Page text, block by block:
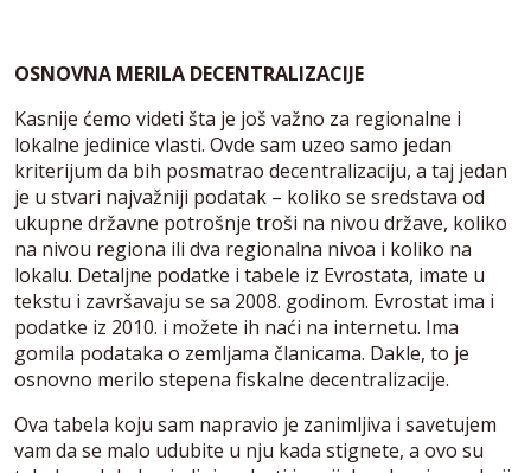
OSNOVNA MERILA DECENTRALIZACIJE
Kasnije ćemo videti šta je još važno za regionalne i
lokalne jedinice vlasti. Ovde sam uzeo samo jedan
kriterijum da bih posmatrao decentralizaciju, a taj jedan
je u stvari najvažniji podatak – koliko se sredstava od
ukupne državne potrošnje troši na nivou države, koliko
na nivou regiona ili dva regionalna nivoa i koliko na
lokalu. Detaljne podatke i tabele iz Evrostata, imate u
tekstu i završavaju se sa 2008. godinom. Evrostat ima i
podatke iz 2010. i možete ih naći na internetu. Ima
gomila podataka o zemljama članicama. Dakle, to je
osnovno merilo stepena fiskalne decentralizacije.
Ova tabela koju sam napravio je zanimljiva i savetujem
vam da se malo udubite u nju kada stignete, a ovo su